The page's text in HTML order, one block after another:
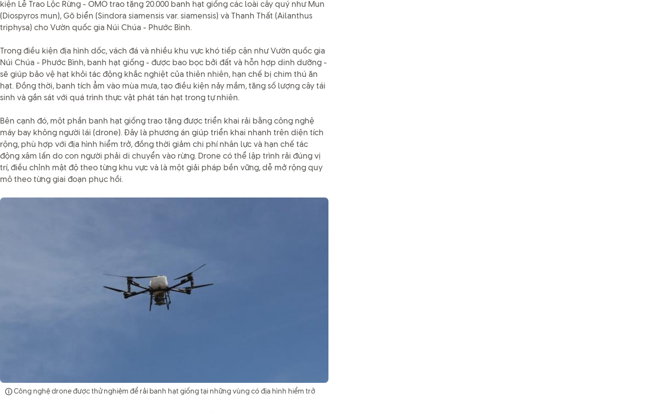
kiện Lễ Trao Lộc Rừng - OMO trao tặng 20.000 banh hạt giống các loài cây quý như Mun
(Diospyros mun), Gõ biển (Sindora siamensis var. siamensis) và Thanh Thất (Ailanthus
triphysa) cho Vườn quốc gia Núi Chúa - Phước Bình.
Trong điều kiện địa hình dốc, vách đá và nhiều khu vực khó tiếp cận như Vườn quốc gia
Núi Chúa - Phước Bình, banh hạt giống - được bao bọc bởi đất và hỗn hợp dinh dưỡng -
sẽ giúp bảo vệ hạt khỏi tác động khắc nghiệt của thiên nhiên, hạn chế bị chim thú ăn
hạt. Đồng thời, banh tích ẩm vào mùa mưa, tạo điều kiện nảy mầm, tăng số lượng cây tái
sinh và gần sát với quá trình thực vật phát tán hạt trong tự nhiên.
Bên cạnh đó, một phần banh hạt giống trao tặng được triển khai rải bằng công nghệ
máy bay không người lái (drone). Đây là phương án giúp triển khai nhanh trên diện tích
rộng, phù hợp với địa hình hiểm trở, đồng thời giảm chi phí nhân lực và hạn chế tác
động xâm lấn do con người phải di chuyển vào rừng. Drone có thể lập trình rải đúng vị
trí, điều chỉnh mật độ theo từng khu vực và là một giải pháp bền vững, dễ mở rộng quy
mô theo từng giai đoạn phục hồi.
Công nghệ drone được thử nghiệm để rải banh hạt giống tại những vùng có địa hình hiểm trở